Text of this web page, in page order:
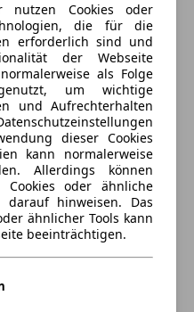
nutzen Cookies oder
die für die
erforderlich sind und
der Webseite
als Folge
um wichtige
und Aufrechterhalten
dieser Cookies
kann normalerweise
Allerdings können
Cookies oder ähnliche
darauf hinweisen. Das
ähnlicher Tools kann
beeinträchtigen.